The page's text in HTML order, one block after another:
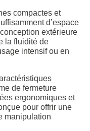
compactes et
d’espace
extérieure
la fluidité de
intensif ou en
de fermeture
ergonomiques et
pour offrir une
manipulation